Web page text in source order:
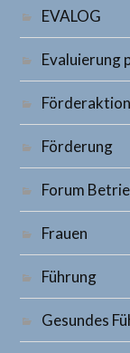
EVALOG
Evaluierung
Förderaktion
Förderung
Forum
Frauen
Führung
Gesundes